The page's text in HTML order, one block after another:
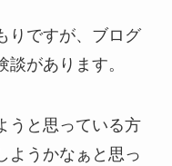
りですが、ブログ
があります。
うと思っている方
ようかなぁと思っ